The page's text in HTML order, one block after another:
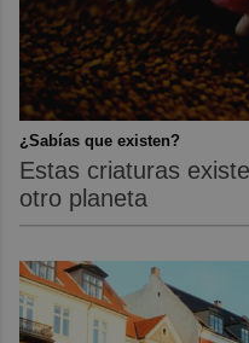
¿Sabías que existen?
Estas criaturas
otro planeta